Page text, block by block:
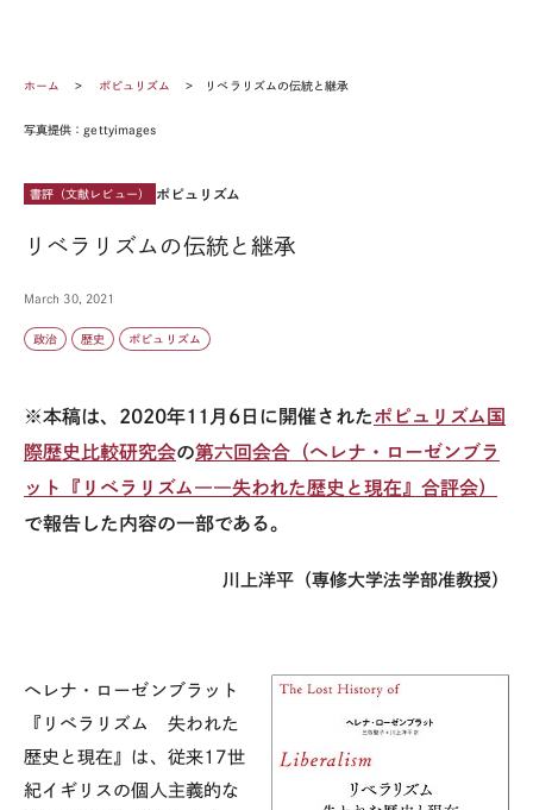
ホーム ポピュリズム リベラリズムの伝統と継承
写真提供：gettyimages
書評（文献レビュー） ポピュリズム
リベラリズムの伝統と継承
March 30, 2021
政治 歴史 ポピュリズム
※本稿は、 2020年11 月6 日に開催されたポピュリズム国
際歴史比較研究会の第六回会合（ヘレナ・ローゼンブラ
ット『リベラリズム――失われた歴史と現在』合評会）
で報告した内容の一部である。
川上洋平（専修大学法学部准教授）
ヘレナ・ローゼンブラット
『リベラリズム 失われた
歴史と現在』は、従来17世
紀イギリスの個人主義的な